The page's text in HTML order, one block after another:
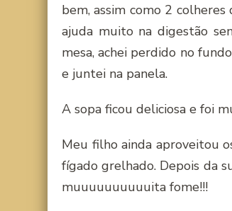
bem, assim como 2
ajuda muito na digestão
mesa, achei perdido no
e juntei na panela.
A sopa ficou deliciosa e foi
Meu filho ainda aproveitou
fígado grelhado. Depois da
muuuuuuuuuuita fome!!!